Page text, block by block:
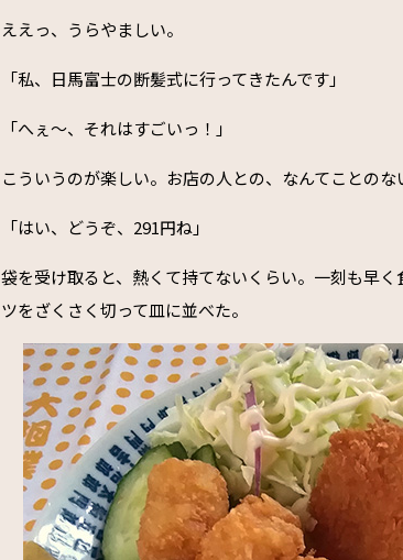
ええっ、うらやましい。
「私、日馬富士の断髪式に行ってきたんです」
「へぇ～、それはすごいっ！」
こういうのが楽しい。お店の人との、なんてことの
「はい、どうぞ、291円ね」
袋を受け取ると、熱くて持てないくらい。一刻も早
ツをざくさく切って皿に並べた。